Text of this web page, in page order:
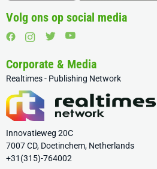
Volg ons op social media
Corporate & Media
Realtimes - Publishing Network
Innovatieweg 20C
7007 CD, Doetinchem, Netherlands
+31(315)-764002